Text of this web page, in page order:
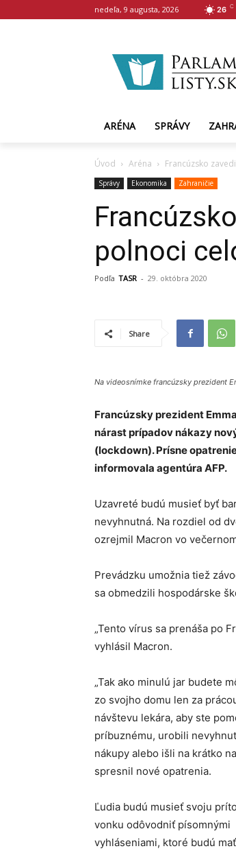
nedeľa, 9 augusta, 2026 26 C
ARÉNA SPRÁVY
Úvod Aréna Francúzsko
Správy Ekonomika Zahraničie
polnoci
Podľa TASR - 29. októbra 2020
Share
Na videosnímke francúzsky prezident
Francúzsky prezident
nárast prípadov nákazy
(lockdown). Prísne
informovala agentúra AFP.
Uzavreté budú musieť byť
nevyhnutná. Na rozdiel od
ozrejmil Macron vo
Prevádzku umožnia tiež
sa obmedzili hospodárske
„Tento vírus sa prenáša po
vyhlásil Macron.
„Tak ako minulú jar budete
zo svojho domu len za
návštevu lekára, aby ste
príbuznému, urobili
nákupy alebo išli na krátko
spresnil nové opatrenia.
Ľudia budú musieť svoju
vonku odôvodniť písomnými
vyhláseniami, ktoré budú